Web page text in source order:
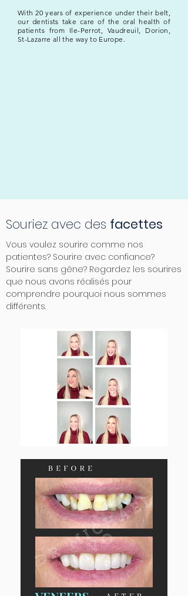
With 20 years of experience under their belt,
our dentists take care of the oral health of
patients from Ile-Perrot, Vaudreuil, Dorion,
St-Lazarre all the way to Europe.
Vous voulez sourire comme nos
patientes? Sourire avec confiance?
Sourire sans gêne? Regardez les sourires
que nous avons réalisés pour
comprendre pourquoi nous sommes
différents.
Souriez avec des facettes